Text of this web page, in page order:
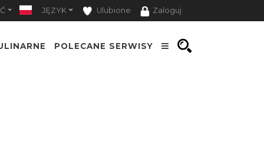
JĘZYK Ulubione Zaloguj
POLECANE SERWISY